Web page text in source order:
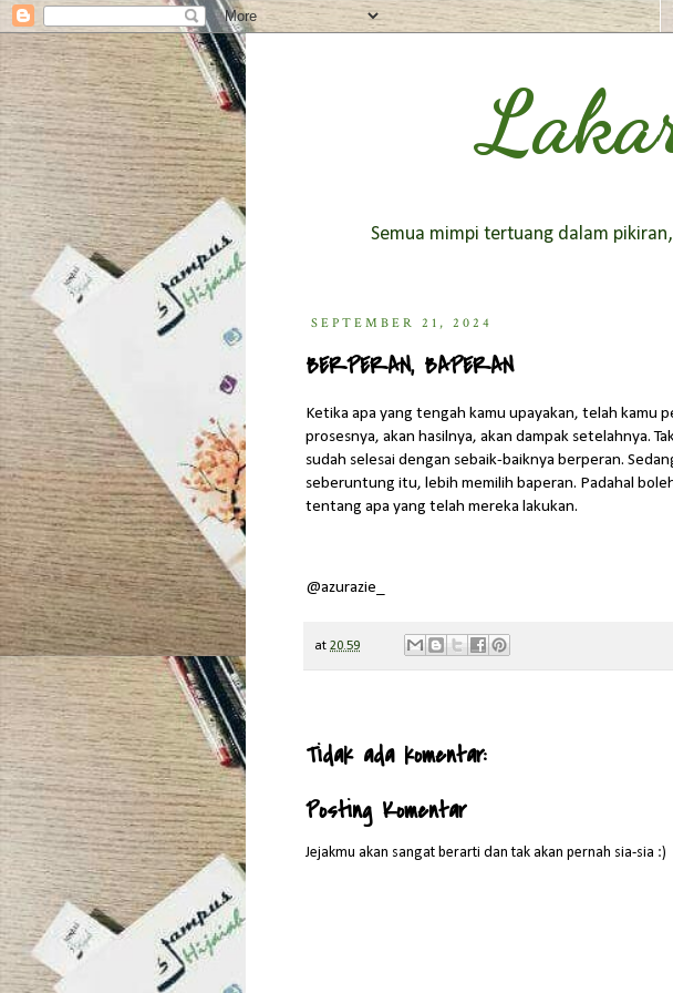
Semua mimpi tertuang dalam
SEPTEMBER 21, 2024
BERPERAN, BAPERAN
Ketika apa yang tengah kamu upayakan, telah kamu
prosesnya, akan hasilnya, akan dampak setelahnya.
sudah selesai dengan sebaik-baiknya berperan.
seberuntung itu, lebih memilih baperan. Padahal
tentang apa yang telah mereka lakukan.
@azurazie_
at 20.59
Tidak ada komentar:
Posting Komentar
Jejakmu akan sangat berarti dan tak akan pernah sia-sia :)